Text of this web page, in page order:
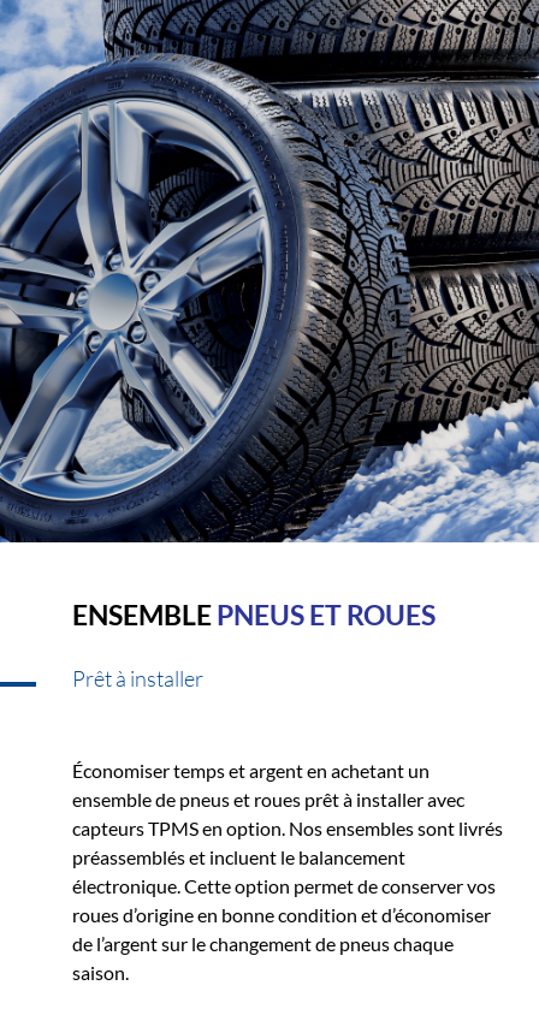
ENSEMBLEPNEUS ET ROUES
Prêt à installer
Économiser temps et argent en achetant un
ensemble de pneus et roues prêt à installer avec
capteurs TPMS en option. Nos ensembles sont livrés
préassemblés et incluent le balancement
électronique. Cette option permet de conserver vos
roues d’origine en bonne condition et d’économiser
de l’argent sur le changement de pneus chaque
saison.